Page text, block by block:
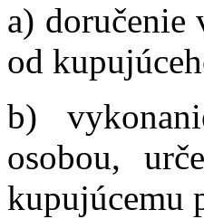
a) doručenie
od
b)
osobou,
kupujúcemu